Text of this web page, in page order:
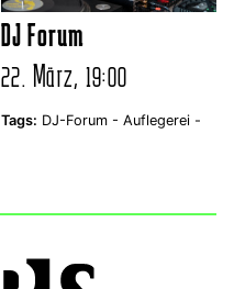
DJ Forum
22. März, 19:00
Tags: DJ-Forum - Auflegerei -